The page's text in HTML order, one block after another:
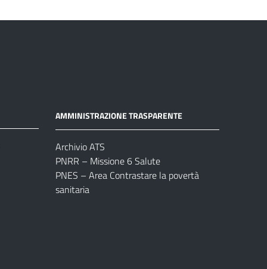
AMMINISTRAZIONE TRASPARENTE
Archivio ATS
PNRR – Missione 6 Salute
PNES – Area Contrastare la povertà
sanitaria